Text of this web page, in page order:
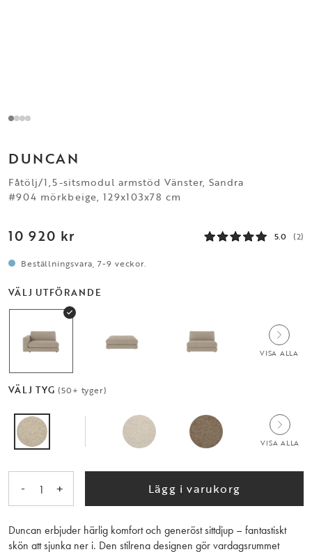
DUNCAN
Fåtölj/1,5-sitsmodul armstöd Vänster, Sandra
#904 mörkbeige, 129x103x78 cm
10 920 kr 5.0 (2)
Beställningsvara, 7-9 veckor.
VÄLJ UTFÖRANDE
VISA ALLA
VÄLJ TYG (50+ tyger)
VISA ALLA
- 1 + Lägg i varukorg
Duncan erbjuder härlig komfort och generöst sittdjup – fantastiskt
skön att sjunka ner i. Den stilrena designen gör vardagsrummet